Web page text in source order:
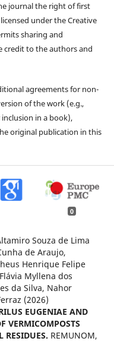
journal the right of first
under the Creative
sharing and
to the authors and
agreements for non-
of the work (e.g.,
in a book),
original publication in this
0
Souza de Lima
de Araujo,
Henrique Felipe
Myllena dos
da Silva, Nahor
(2026)
EUGENIAE AND
VERMICOMPOSTS
RESIDUES. REMUNOM,